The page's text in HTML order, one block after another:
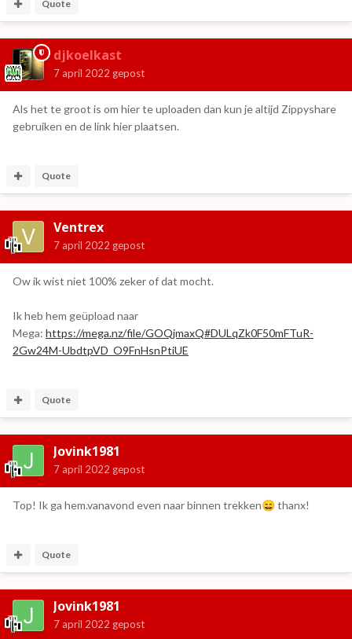
Quote
djkoelkast
7 april 2022 gepost
Als het te groot is om hier te uploaden dan kun je altijd Zippyshare
gebruiken en de link hier plaatsen.
Quote
Ventrex
7 april 2022 gepost
Ow ik wist niet 100% zeker of dat mocht.
Ik heb hem geüpload naar
Mega: https://mega.nz/file/GOQjmaxQ#DULqZk0F50mFTuR-
2Gw24M-UbdtpVD_O9FnHsnPtiUE
Quote
Jovink1981
7 april 2022 gepost
Top! Ik ga hem.vanavond even naar binnen trekken😄thanx!
Quote
Jovink1981
7 april 2022 gepost